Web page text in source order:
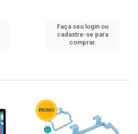
Faça seu login ou
cadastre-se para
comprar.